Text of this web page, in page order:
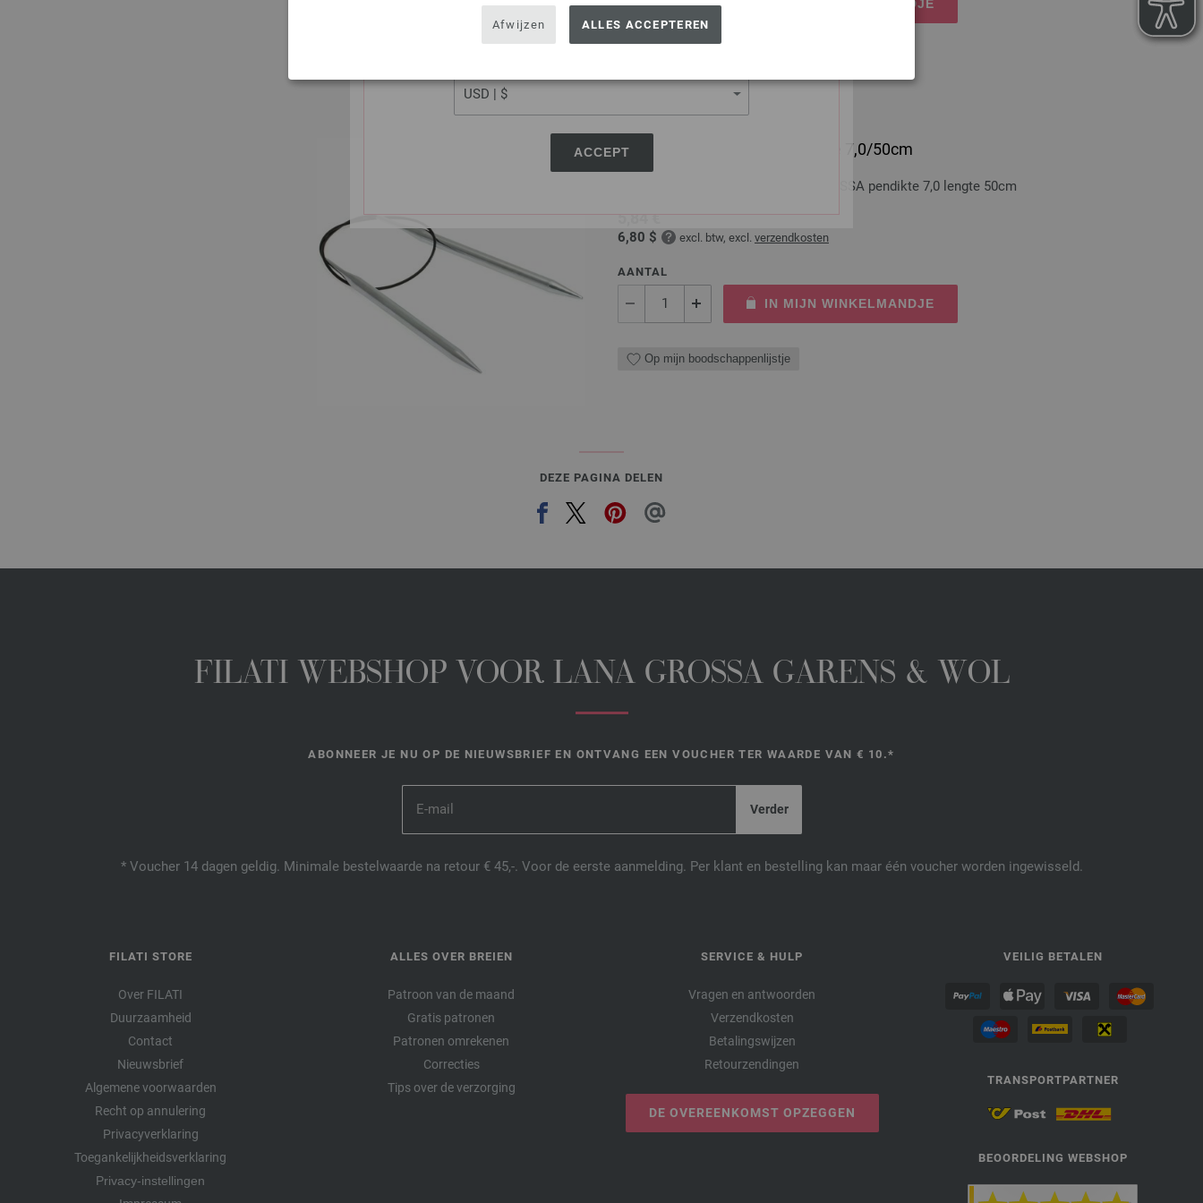
USA - The United States of America
ACCEPT
Afwijzen ALLES ACCEPTEREN
IN MIJN WINKELMANDJE
Rondbreinaalden Messing dikte 7,0/50cm
Rondbreinaalden messing LANA GROSSA pendikte 7,0 lengte 50cm
5,84 €
6,80 $ excl. btw, excl. verzendkosten
AANTAL
IN MIJN WINKELMANDJE
Op mijn boodschappenlijstje
DEZE PAGINA DELEN
FILATI WEBSHOP VOOR LANA GROSSA GARENS & WOL
ABONNEER JE NU OP DE NIEUWSBRIEF EN ONTVANG EEN VOUCHER TER WAARDE VAN € 10.*
* Voucher 14 dagen geldig. Minimale bestelwaarde na retour € 45,-. Voor de eerste aanmelding. Per klant en bestelling kan maar één voucher worden ingewisseld.
FILATI STORE
Over FILATI
Duurzaamheid
Contact
Nieuwsbrief
Algemene voorwaarden
Recht op annulering
Privacyverklaring
Toegankelijkheidsverklaring
Privacy-instellingen
ALLES OVER BREIEN
Patroon van de maand
Gratis patronen
Patronen omrekenen
Correcties
Tips over de verzorging
SERVICE & HULP
Vragen en antwoorden
Verzendkosten
Betalingswijzen
Retourzendingen
DE OVEREENKOMST OPZEGGEN
VEILIG BETALEN
TRANSPORTPARTNER
BEOORDELING WEBSHOP